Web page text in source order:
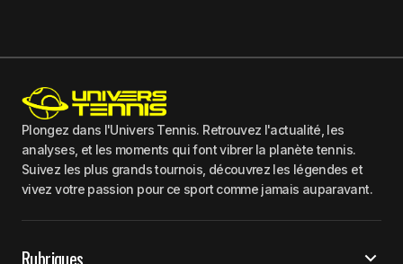
Plongez dans l'Univers Tennis. Retrouvez l'actualité, les
analyses, et les moments qui font vibrer la planète tennis.
Suivez les plus grands tournois, découvrez les légendes et
vivez votre passion pour ce sport comme jamais auparavant.